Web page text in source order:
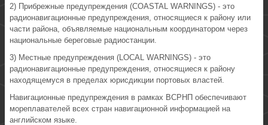
2) Прибрежные предупреждения (COASTAL WARNINGS) - это
радионавигационные предупреждения, относящиеся к району или
части района, объявляемые национальным координатором через
национальные береговые радиостанции.
3) Местные предупреждения (LOCAL WARNINGS) - это
радионавигационные предупреждения, относящиеся к району
находящемуся в пределах юрисдикции портовых властей.
Навигационные предупреждения в рамках ВСРНП обеспечивают
мореплавателей всех стран навигационной информацией на
английском языке.